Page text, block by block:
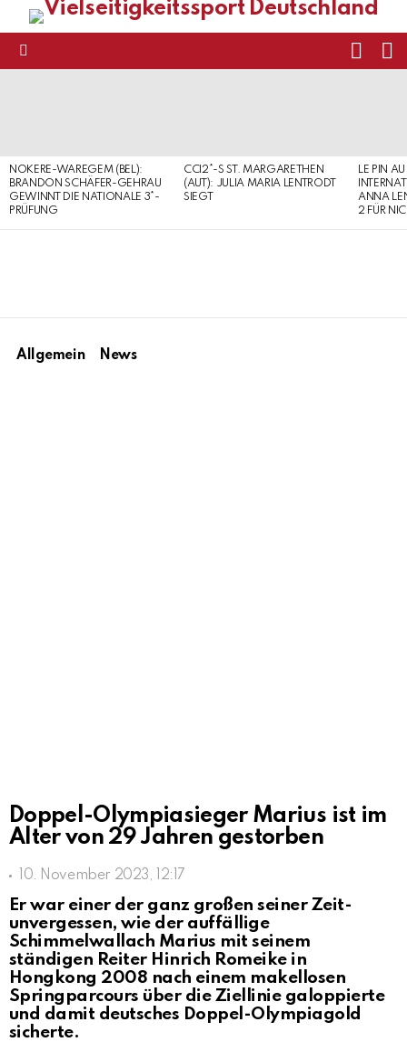
NOKERE-WAREGEM (BEL):
BRANDON SCHÄFER-GEHRAU
GEWINNT DIE NATIONALE 3*-
PRÜFUNG
CCI2*-S ST. MARGARETHEN
(AUT): JULIA MARIA LENTRODT
SIEGT
LE PIN
ANNA
2 FÜR
Allgemein News
Doppel-Olympiasieger Marius ist im
Alter von 29 Jahren gestorben
10. November 2023, 12:17
Er war einer der ganz großen seiner Zeit-
unvergessen, wie der auffällige
Schimmelwallach Marius mit seinem
ständigen Reiter Hinrich Romeike in
Hongkong 2008 nach einem makellosen
Springparcours über die Ziellinie galoppierte
und damit deutsches Doppel-Olympiagold
sicherte.